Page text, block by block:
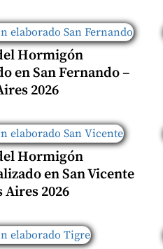
Hormigón
en San Fernando –
2026
Hormigón
en San Vicente
Aires 2026